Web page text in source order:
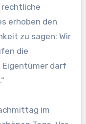
erhoben den
zu sagen: Wir
die
Eigentümer darf
im